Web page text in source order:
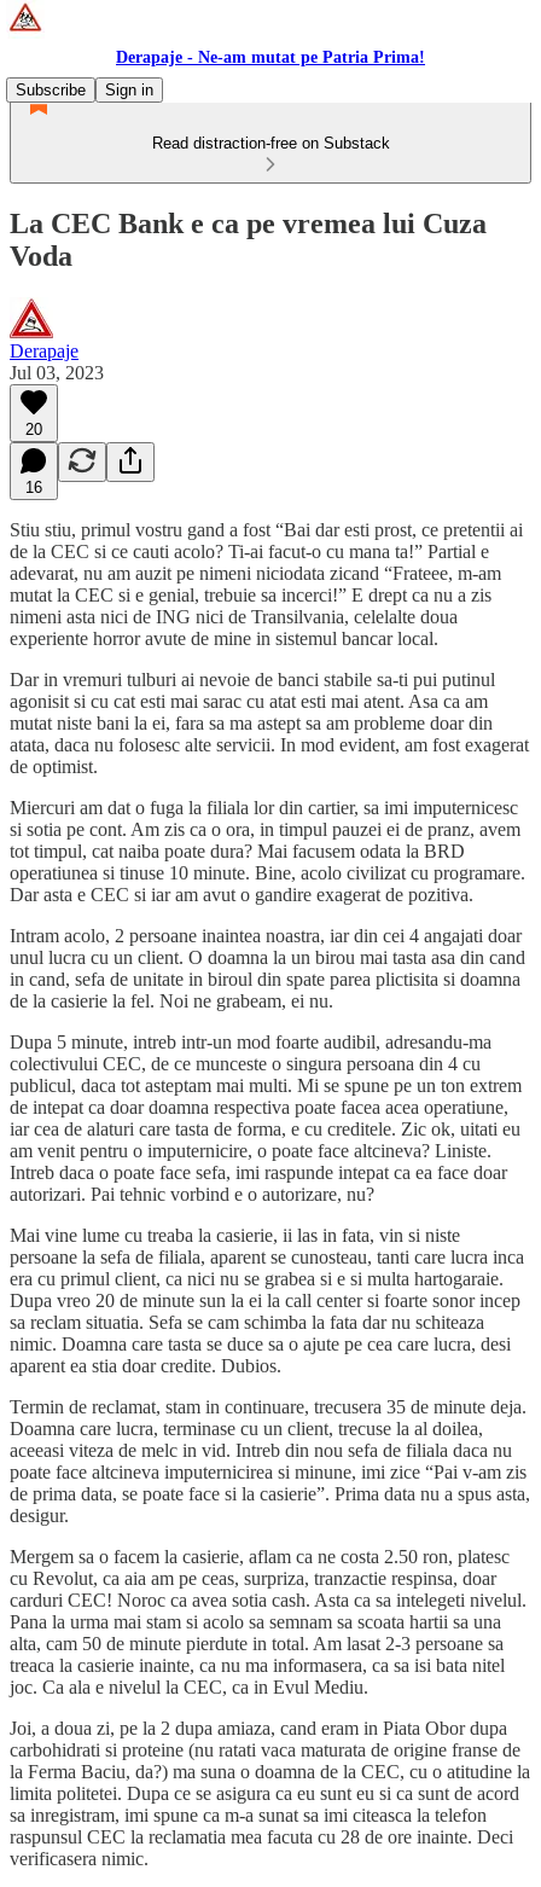
Derapaje - Ne-am mutat pe Patria Prima!
Subscribe
Sign in
Read distraction-free on Substack
La CEC Bank e ca pe vremea lui Cuza
Voda
Derapaje
Jul 03, 2023
20
16
Stiu stiu, primul vostru gand a fost “Bai dar esti prost, ce pretentii ai
de la CEC si ce cauti acolo? Ti-ai facut-o cu mana ta!” Partial e
adevarat, nu am auzit pe nimeni niciodata zicand “Frateee, m-am
mutat la CEC si e genial, trebuie sa incerci!” E drept ca nu a zis
nimeni asta nici de ING nici de Transilvania, celelalte doua
experiente horror avute de mine in sistemul bancar local.
Dar in vremuri tulburi ai nevoie de banci stabile sa-ti pui putinul
agonisit si cu cat esti mai sarac cu atat esti mai atent. Asa ca am
mutat niste bani la ei, fara sa ma astept sa am probleme doar din
atata, daca nu folosesc alte servicii. In mod evident, am fost exagerat
de optimist.
Miercuri am dat o fuga la filiala lor din cartier, sa imi imputernicesc
si sotia pe cont. Am zis ca o ora, in timpul pauzei ei de pranz, avem
tot timpul, cat naiba poate dura? Mai facusem odata la BRD
operatiunea si tinuse 10 minute. Bine, acolo civilizat cu programare.
Dar asta e CEC si iar am avut o gandire exagerat de pozitiva.
Intram acolo, 2 persoane inaintea noastra, iar din cei 4 angajati doar
unul lucra cu un client. O doamna la un birou mai tasta asa din cand
in cand, sefa de unitate in biroul din spate parea plictisita si doamna
de la casierie la fel. Noi ne grabeam, ei nu.
Dupa 5 minute, intreb intr-un mod foarte audibil, adresandu-ma
colectivului CEC, de ce munceste o singura persoana din 4 cu
publicul, daca tot asteptam mai multi. Mi se spune pe un ton extrem
de intepat ca doar doamna respectiva poate facea acea operatiune,
iar cea de alaturi care tasta de forma, e cu creditele. Zic ok, uitati eu
am venit pentru o imputernicire, o poate face altcineva? Liniste.
Intreb daca o poate face sefa, imi raspunde intepat ca ea face doar
autorizari. Pai tehnic vorbind e o autorizare, nu?
Mai vine lume cu treaba la casierie, ii las in fata, vin si niste
persoane la sefa de filiala, aparent se cunosteau, tanti care lucra inca
era cu primul client, ca nici nu se grabea si e si multa hartogaraie.
Dupa vreo 20 de minute sun la ei la call center si foarte sonor incep
sa reclam situatia. Sefa se cam schimba la fata dar nu schiteaza
nimic. Doamna care tasta se duce sa o ajute pe cea care lucra, desi
aparent ea stia doar credite. Dubios.
Termin de reclamat, stam in continuare, trecusera 35 de minute deja.
Doamna care lucra, terminase cu un client, trecuse la al doilea,
aceeasi viteza de melc in vid. Intreb din nou sefa de filiala daca nu
poate face altcineva imputernicirea si minune, imi zice “Pai v-am zis
de prima data, se poate face si la casierie”. Prima data nu a spus asta,
desigur.
Mergem sa o facem la casierie, aflam ca ne costa 2.50 ron, platesc
cu Revolut, ca aia am pe ceas, surpriza, tranzactie respinsa, doar
carduri CEC! Noroc ca avea sotia cash. Asta ca sa intelegeti nivelul.
Pana la urma mai stam si acolo sa semnam sa scoata hartii sa una
alta, cam 50 de minute pierdute in total. Am lasat 2-3 persoane sa
treaca la casierie inainte, ca nu ma informasera, ca sa isi bata nitel
joc. Ca ala e nivelul la CEC, ca in Evul Mediu.
Joi, a doua zi, pe la 2 dupa amiaza, cand eram in Piata Obor dupa
carbohidrati si proteine (nu ratati vaca maturata de origine franse de
la Ferma Baciu, da?) ma suna o doamna de la CEC, cu o atitudine la
limita politetei. Dupa ce se asigura ca eu sunt eu si ca sunt de acord
sa inregistram, imi spune ca m-a sunat sa imi citeasca la telefon
raspunsul CEC la reclamatia mea facuta cu 28 de ore inainte. Deci
verificasera nimic.